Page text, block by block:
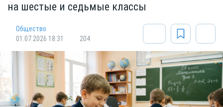
на шестые и седьмые классы
Общество
01.07.2026 18:31
204